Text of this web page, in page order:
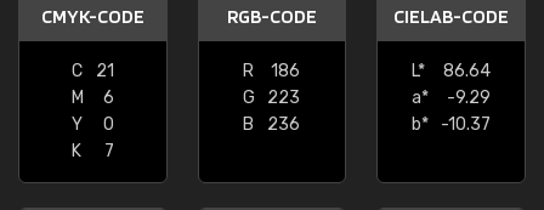
CMYK-CODE
C
21
M
6
Y
0
K
7
RGB-CODE
R
186
G
223
B
236
CIELAB-CODE
L*
86.64
a*
-9.29
b*
-10.37